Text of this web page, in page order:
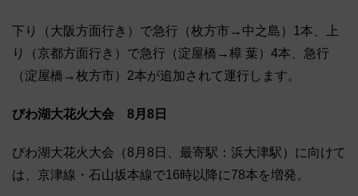
下り（大阪方面行き）で急行（枚方市→中之島）1本、上
り（京都方面行き）で急行（淀屋橋→樟 葉）4本、急行
（淀屋橋→枚方市）2本が追加されて運行します。
びわ湖大花火大会 8月8日
びわ湖大花火大会（8月8日、最寄駅：浜大津駅）に向けて
は、京津線・石山坂本線で16時以降に78本を増発。